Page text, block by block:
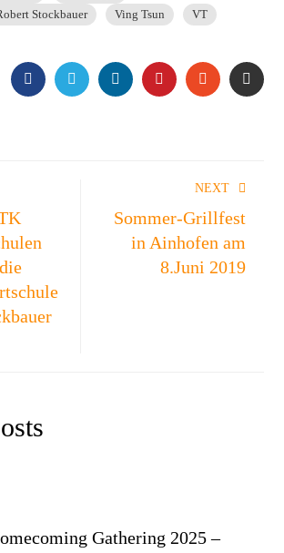
Stockbauer
Ving Tsun VT
FACEBOOKTWITTERLINKEDINPINTEREST
NEXT
Sommer-Grillfest
in Ainhofen am
8.Juni 2019
Gathering 2025 –